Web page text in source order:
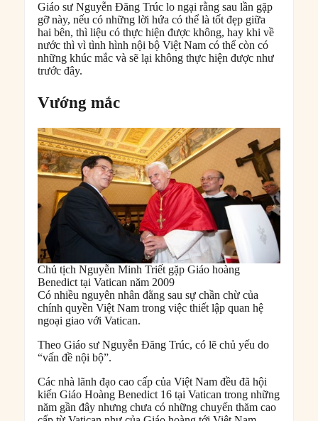
Giáo sư Nguyễn Đăng Trúc lo ngại rằng sau lần gặp
gỡ này, nếu có những lời hứa có thể là tốt đẹp giữa
hai bên, thì liệu có thực hiện được không, hay khi về
nước thì vì tình hình nội bộ Việt Nam có thể còn có
những khúc mắc và sẽ lại không thực hiện được như
trước đây.
Vướng mắc
Chủ tịch Nguyễn Minh Triết gặp Giáo hoàng
Benedict tại Vatican năm 2009
Có nhiều nguyên nhân đằng sau sự chần chừ của
chính quyền Việt Nam trong việc thiết lập quan hệ
ngoại giao với Vatican.
Theo Giáo sư Nguyễn Đăng Trúc, có lẽ chủ yếu do
“vấn đề nội bộ”.
Các nhà lãnh đạo cao cấp của Việt Nam đều đã hội
kiến Giáo Hoàng Benedict 16 tại Vatican trong những
năm gần đây nhưng chưa có những chuyến thăm cao